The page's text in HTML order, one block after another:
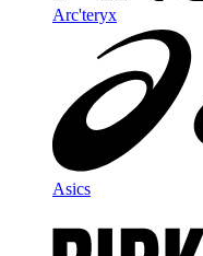
Arc'teryx
Asics